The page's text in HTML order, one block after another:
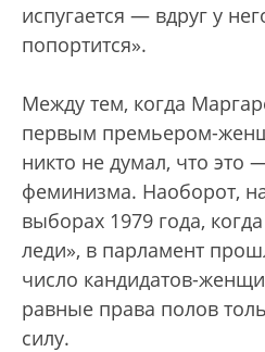
испугается — вдруг у
попортится».
Между тем, когда
первым премьером-
никто не думал, что это
феминизма. Наоборот,
выборах 1979 года,
леди», в парламент
число кандидатов-
равные права полов
силу.